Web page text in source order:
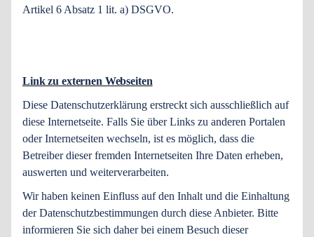
Artikel 6 Absatz 1 lit. a) DSGVO.
Link zu externen Webseiten
Diese Datenschutzerklärung erstreckt sich ausschließlich auf
diese Internetseite. Falls Sie über Links zu anderen Portalen
oder Internetseiten wechseln, ist es möglich, dass die
Betreiber dieser fremden Internetseiten Ihre Daten erheben,
auswerten und weiterverarbeiten.
Wir haben keinen Einfluss auf den Inhalt und die Einhaltung
der Datenschutzbestimmungen durch diese Anbieter. Bitte
informieren Sie sich daher bei einem Besuch dieser